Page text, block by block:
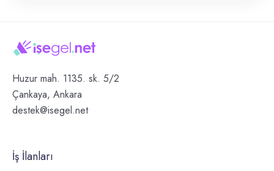
Huzur mah. 1135. sk. 5/2
Çankaya, Ankara
destek@isegel.net
İş İlanları